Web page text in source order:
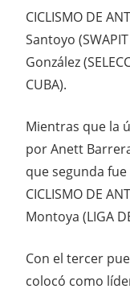
CICLISMO DE
Santoyo
González
CUBA).
Mientras que la
por Anett
que segunda fue
CICLISMO DE
Montoya (LIGA
Con el tercer
colocó como